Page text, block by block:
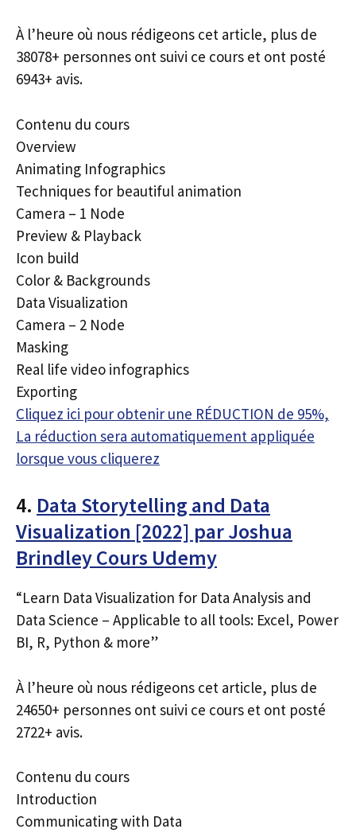
À l’heure où nous rédigeons cet article, plus de
38078+ personnes ont suivi ce cours et ont posté
6943+ avis.
Contenu du cours
Overview
Animating Infographics
Techniques for beautiful animation
Camera – 1 Node
Preview & Playback
Icon build
Color & Backgrounds
Data Visualization
Camera – 2 Node
Masking
Real life video infographics
Exporting
Cliquez ici pour obtenir une RÉDUCTION de 95%,
La réduction sera automatiquement appliquée
lorsque vous cliquerez
4. Data Storytelling and Data
Visualization [2022] par Joshua
Brindley Cours Udemy
“Learn Data Visualization for Data Analysis and
Data Science – Applicable to all tools: Excel, Power
BI, R, Python & more”
À l’heure où nous rédigeons cet article, plus de
24650+ personnes ont suivi ce cours et ont posté
2722+ avis.
Contenu du cours
Introduction
Communicating with Data